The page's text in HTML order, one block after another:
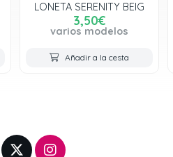
LONETA SERENITY BEIG
3,50€
varios modelos
Añadir a la cesta